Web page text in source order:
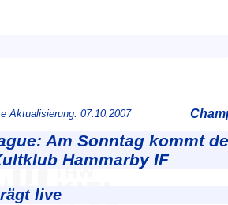
Aktualisierung: 07.10.2007
Am Sonntag kommt
Hammarby IF
live